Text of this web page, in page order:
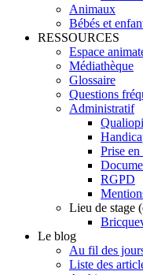
Animaux
Bébés et
RESSOURCES
Espace
Médiathèque
Glossaire
Questions
Administratif
Qualiopi
Prise
RGPD
Lieu de stage
Le blog
Au fil des
Liste des